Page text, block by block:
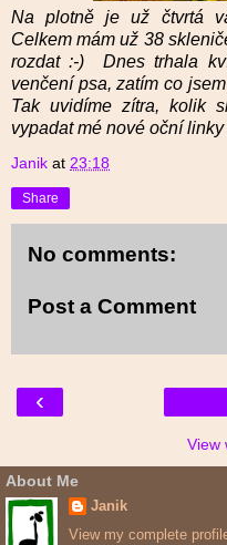
Na plotně je už čtvrtá
Celkem mám už 38
rozdat :-) Dnes trhala
venčení psa, zatím co
Tak uvidíme zítra, kolik
vypadat mé nové oční linky
Janik at 23:18
Share
No comments:
Post a Comment
‹
View
About Me
Janik
View my complete